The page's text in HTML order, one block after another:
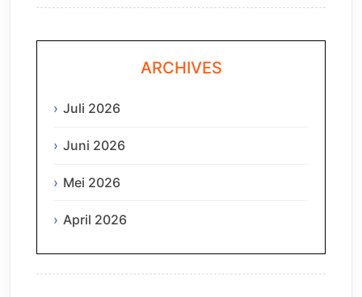
ARCHIVES
Juli 2026
Juni 2026
Mei 2026
April 2026